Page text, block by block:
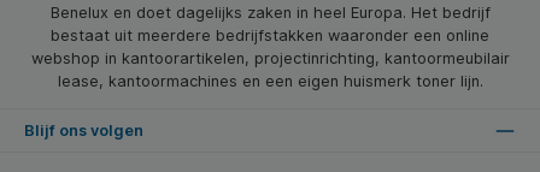
Benelux en doet dagelijks zaken in heel Europa. Het bedrijf
bestaat uit meerdere bedrijfstakken waaronder een online
webshop in kantoorartikelen, projectinrichting, kantoormeubilair
lease, kantoormachines en een eigen huismerk toner lijn.
Blijf ons volgen